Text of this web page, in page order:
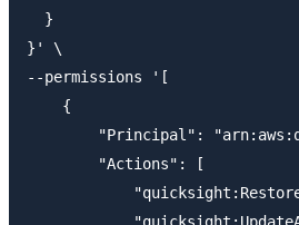
  }
}' \
--permissions '[
    {
"Principal":
        "Actions": [